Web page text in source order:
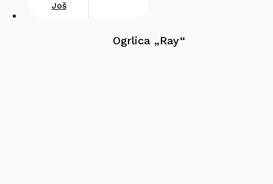
Još
Ogrlica „Ray“